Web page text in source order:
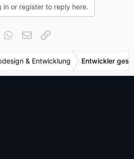
in or register to reply here.
Reddit WhatsApp
E-Mail
& Entwicklung Entwickler